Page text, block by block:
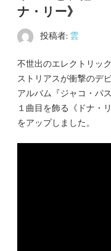
ナ・リー》
投稿者: 雲
不世出のエレクトリッ
ストリアスが衝撃のデ
アルバム『ジャコ・パ
１曲目を飾る《ドナ・
をアップしました。